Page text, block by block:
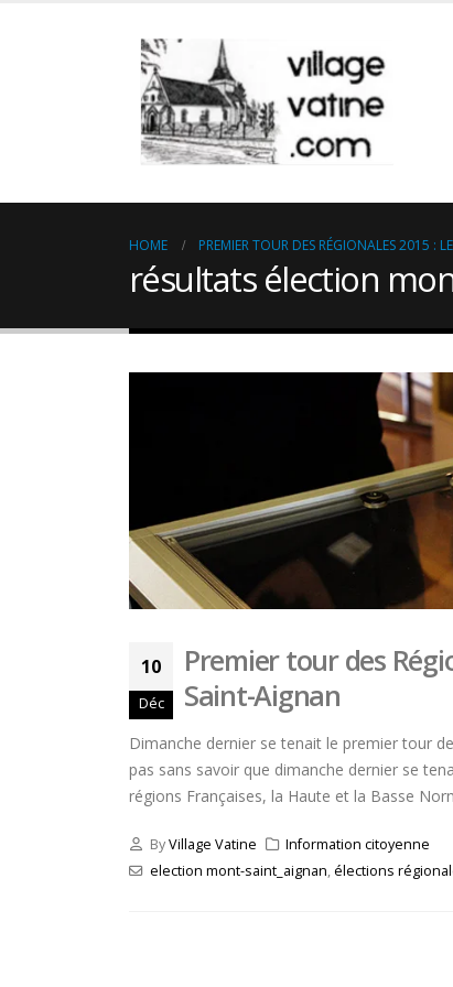
HOME PREMIER TOUR DES RÉGIONALES 2015 :
résultats élection
10
Déc
Premier tour des
Saint-Aignan
Dimanche dernier se tenait le premier tour
pas sans savoir que dimanche dernier se
régions Françaises, la Haute et la Basse
ByVillage Vatine
Information citoyenne
election mont-saint_aignan,élections